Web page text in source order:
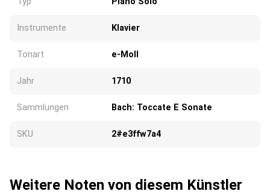
Instrumente Klavier
Tonart e-Moll
Jahr 1710
Sammlungen Bach: Toccate E Sonate
SKU 2#e3ffw7a4
Weitere Noten von diesem Künstler